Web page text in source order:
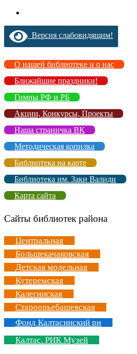
Версия слабовидящим!
О нашей библиотеке и о нас
Ближайшие праздники!
Гимны РФ и РБ
Акции, Конкурсы, Проекты
Наша страничка ВК
Методическая копилка
Библиотека на карте
Библиотека им. Заки Валиди
Карта сайта
Сайты библиотек района
Центральная
Большекачаковская
Детская модельная
Кутеремская
Калегинская
Староорьебашевская
Фонд Калтасинский рн
Калтас. РИК Музей